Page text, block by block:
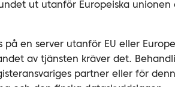
ut utanför Europeiska unionen
en server utanför EU eller
av tjänsten kräver det.
partner eller för